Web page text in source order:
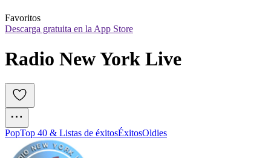
Favoritos
Descarga gratuita en la App Store
PopTop 40 & Listas de éxitosÉxitosOldies